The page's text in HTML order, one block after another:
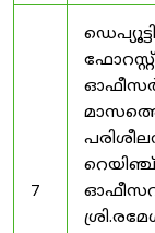
7
ഫോറസ്റ്റ്